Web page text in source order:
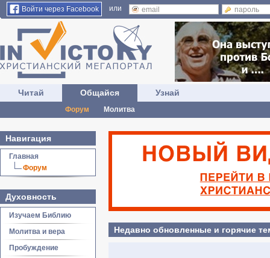
Войти через Facebook или
Читай Общайся
Форум Молитва
Узнай
Навигация
Главная
Форум
Духовность
Изучаем Библию
Молитва и вера
Пробуждение
Недавно обновленные и горячие